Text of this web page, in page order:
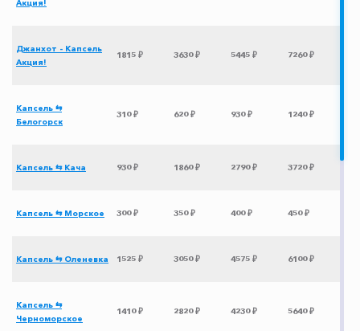
Акция!
Джанхот - Капсель
Акция!
1815 ₽ 3630 ₽ 5445 ₽ 7260 ₽
Капсель ⇆
Белогорск
310 ₽ 620 ₽ 930 ₽ 1240 ₽
Капсель ⇆ Кача 930 ₽ 1860 ₽ 2790 ₽ 3720 ₽
Капсель ⇆ Морское 300 ₽ 350 ₽ 400 ₽ 450 ₽
Капсель ⇆ Оленевка 1525 ₽ 3050 ₽ 4575 ₽ 6100 ₽
Капсель ⇆
Черноморское
1410 ₽ 2820 ₽ 4230 ₽ 5640 ₽